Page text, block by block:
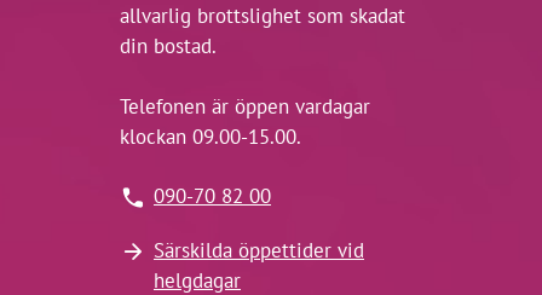
allvarlig brottslighet som skadat
din bostad.
Telefonen är öppen vardagar
klockan 09.00-15.00.
090-70 82 00
Särskilda öppettider vid
helgdagar